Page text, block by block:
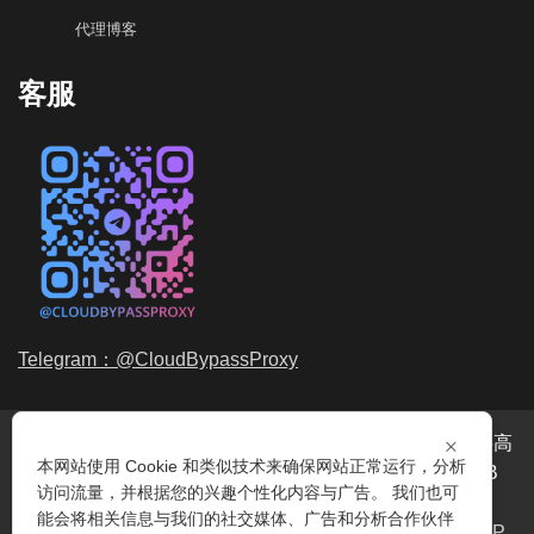
代理博客
客服
Telegram：@CloudBypassProxy
代理服务提供商，我们提供高
品质、永不过期的动态代理IP池流量包，价格最低2元/GB
起。我们的IP资源包括超过3.5亿的动态住宅IP和机房IP，
×
本网站使用 Cookie 和类似技术来确保网站正常运行，分析
访问流量，并根据您的兴趣个性化内容与广告。 我们也可
能会将相关信息与我们的社交媒体、广告和分析合作伙伴